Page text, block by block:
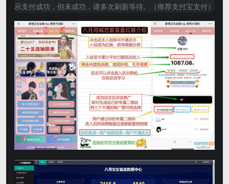
示支付成功，但未成功，请多次刷新等待。（推荐支付宝支付）